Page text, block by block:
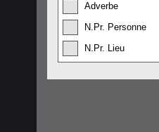
Adverbe
N.Pr. Personne
N.Pr. Lieu